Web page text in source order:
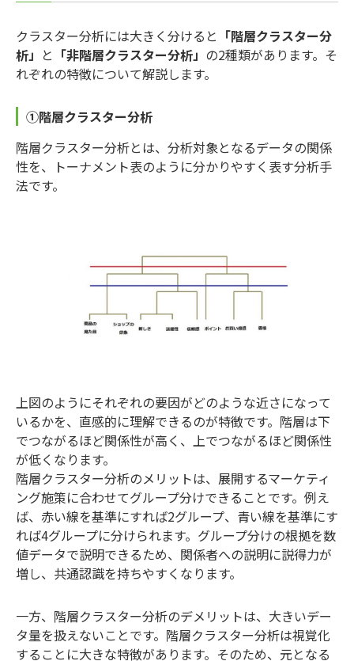
クラスター分析には大きく分けると 「階層クラスター分
析」 と 「非階層クラスター分析」 の2種類があります。そ
れぞれの特徴について解説します。
①階層クラスター分析
階層クラスター分析とは、分析対象となるデータの関係
性を、トーナメント表のように分かりやすく表す分析手
法です。
上図のようにそれぞれの要因がどのような近さになって
いるかを、直感的に理解できるのが特徴です。階層は下
でつながるほど関係性が高く、上でつながるほど関係性
が低くなります。
階層クラスター分析のメリットは、展開するマーケティ
ング施策に合わせてグループ分けできることです。例え
ば、赤い線を基準にすれば2グループ、青い線を基準にす
れば4グループに分けられます。グループ分けの根拠を数
値データで説明できるため、関係者への説明に説得力が
増し、共通認識を持ちやすくなります。
一方、階層クラスター分析のデメリットは、大きいデー
タ量を扱えないことです。階層クラスター分析は視覚化
することに大きな特徴があります。そのため、元となる